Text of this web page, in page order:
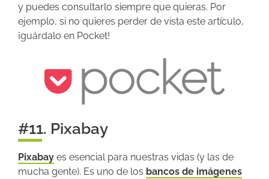
y puedes consultarlo siempre que quieras. Por
ejemplo, si no quieres perder de vista este artículo,
¡guárdalo en Pocket!
#11. Pixabay
Pixabay es esencial para nuestras vidas (y las de
mucha gente). Es uno de los bancos de imágenes